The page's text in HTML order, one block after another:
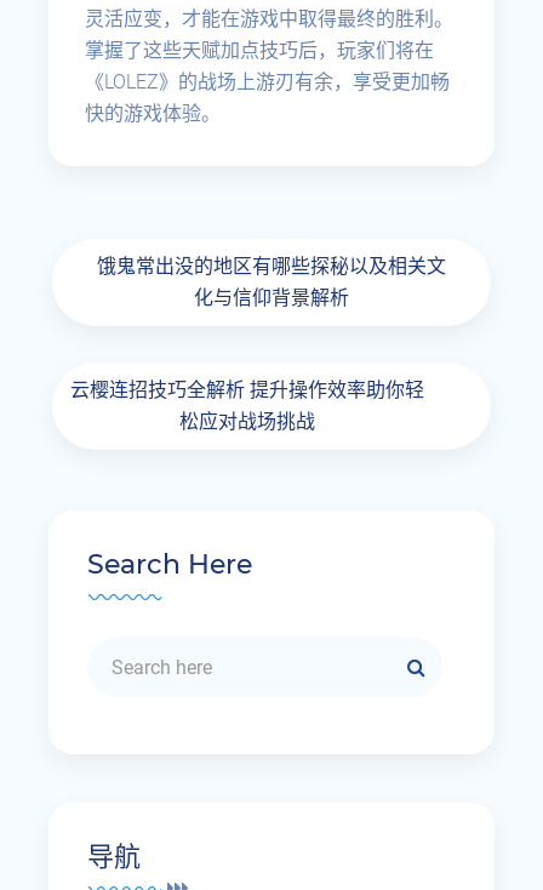
灵活应变，才能在游戏中取得最终的胜利。
掌握了这些天赋加点技巧后，玩家们将在
《LOLEZ》的战场上游刃有余，享受更加畅
快的游戏体验。
饿鬼常出没的地区有哪些探秘以及相关文
化与信仰背景解析
云樱连招技巧全解析 提升操作效率助你轻
松应对战场挑战
Search Here
导航